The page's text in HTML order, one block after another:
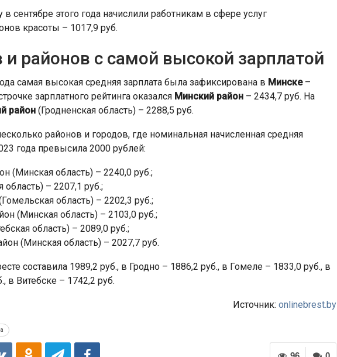
сентябре этого года начислили работникам в сфере услуг
красоты – 1017,9 руб.
и районов с самой высокой зарплатой
самая высокая средняя зарплата была зафиксирована в Минске–
зарплатного рейтинга оказался Минский район – 2434,7 руб. На
район (Гродненская область) – 2288,5 руб.
районов и городов, где номинальная начисленная средняя
года превысила 2000 рублей:
(Минская область) – 2240,0 руб.;
– 2207,1 руб.;
область) – 2202,3 руб.;
(Минская область) – 2103,0 руб.;
область) – 2089,0 руб.;
(Минская область) – 2027,7 руб.
составила 1989,2 руб., в Гродно – 1886,2 руб., в Гомеле – 1833,0 руб., в
в Витебске – 1742,2 руб.
Источник: onlinebrest.by